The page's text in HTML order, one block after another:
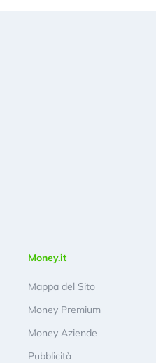
Money.it
Mappa del Sito
Money Premium
Money Aziende
Pubblicità